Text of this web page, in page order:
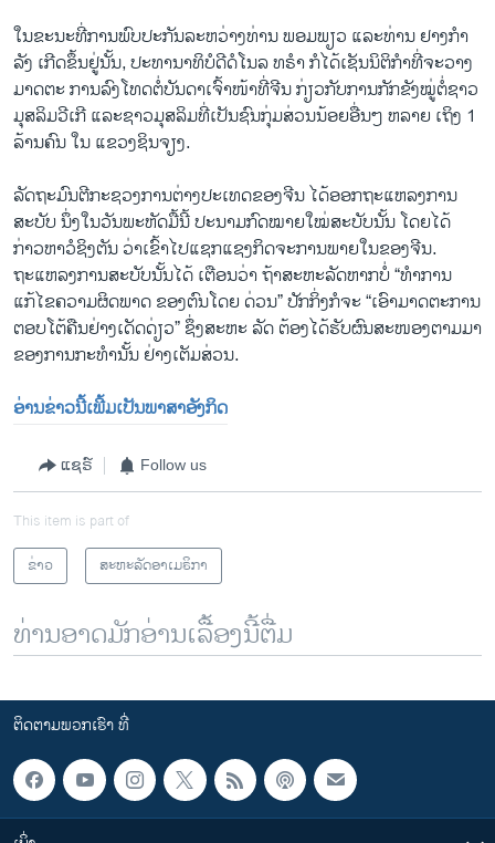
ໃນຂະນະທີ່ການພົບປະກັນລະຫວ່າງທ່ານ ພອມພຽວ ແລະທ່ານ ຢາງກໍາ
ລັງ ເກີດຂຶ້ນຢູ່ນັ້ນ, ປະທານາທິບໍດີດໍໂນລ ທຣໍາ ກໍໄດ້ເຊັນນິຕິກໍາທີ່ຈະວາງ
ມາດຕະ ການລົງໂທດຕໍ່ບັນດາເຈົ້າໜ້າທີ່ຈີນ ກ່ຽວກັບການກັກຂັງໝູ່ຕໍ່ຊາວ
ມຸສລິມວີເກີ ແລະຊາວມຸສລິມທີ່ເປັນຊົນກຸ່ມສ່ວນນ້ອຍອື່ນໆ ຫລາຍ ເຖິງ 1
ລ້ານຄົນ ໃນ ແຂວງຊິນຈຽງ.
ລັດຖະມົນຕີກະຊວງການຕ່າງປະເທດຂອງຈີນ ໄດ້ອອກຖະແຫລງການ
ສະບັບ ນຶ່ງໃນວັນພະຫັດມື້ນີ້ ປະນາມກົດໝາຍໃໝ່ສະບັບນັ້ນ ໂດຍໄດ້
ກ່າວຫາວໍຊິງຕັນ ວ່າເຂົ້າໄປແຊກແຊງກິດຈະການພາຍໃນຂອງຈີນ.
ຖະແຫລງການສະບັບນັ້ນໄດ້ ເຕືອນວ່າ ຖ້າສະຫະລັດຫາກບໍ່ “ທໍາການ
ແກ້ໄຂຄວາມຜິດພາດ ຂອງຕົນໂດຍ ດ່ວນ” ປັກກິ່ງກໍຈະ “ເອົາມາດຕະການ
ຕອບໂຕ້ຄືນຢ່າງເດັດດ່ຽວ” ຊຶ່ງສະຫະ ລັດ ຕ້ອງໄດ້ຮັບຜົນສະໜອງຕາມມາ
ຂອງການກະທໍານັ້ນ ຢ່າງເຕັມສ່ວນ.
ອ່ານຂ່າວນີ້ເພີ້ມເປັນພາສາອັງກິດ
ແຊຣ໌ Follow us
This item is part of
ຂ່າວ
ສະຫະລັດອາເມຣິກາ
ທ່ານອາດມັກອ່ານເລື້ອງນີ້ຕື່ມ
ຕິດຕາມພວກເຮົາ ທີ່